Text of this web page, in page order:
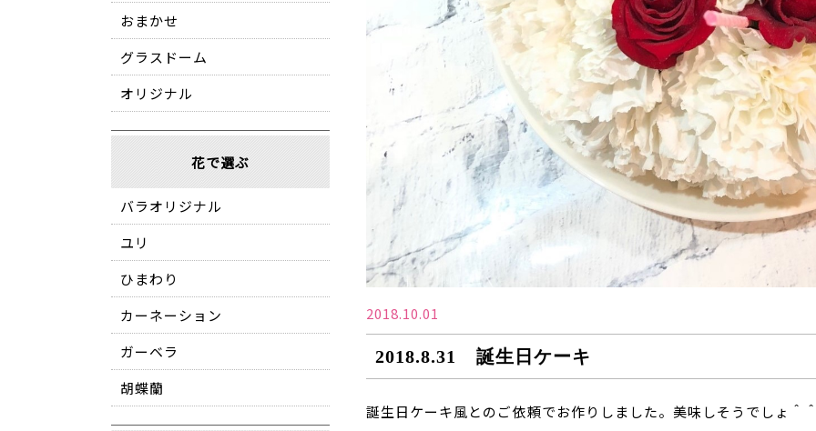
2018.10.01
2018.8.31 誕生日ケーキ
誕生日ケーキ風とのご依頼でお作りしました。美味しそうでしょ＾
おまかせ
グラスドーム
オリジナル
花で選ぶ
バラオリジナル
ユリ
ひまわり
カーネーション
ガーベラ
胡蝶蘭